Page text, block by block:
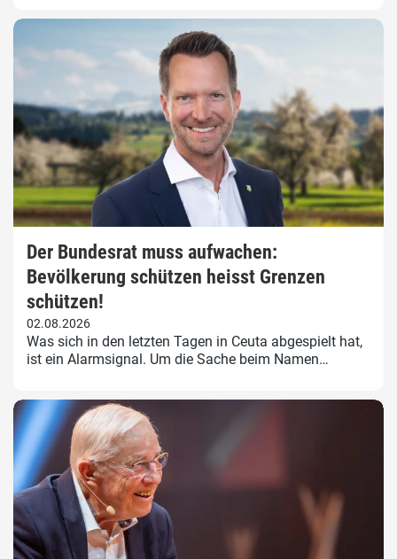
Der Bundesrat muss aufwachen:
Bevölkerung schützen heisst Grenzen
schützen!
02.08.2026
Was sich in den letzten Tagen in Ceuta abgespielt hat,
ist ein Alarmsignal. Um die Sache beim Namen…